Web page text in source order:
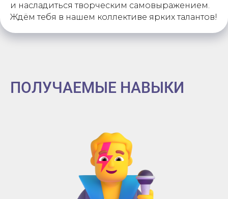
и насладиться творческим самовыражением.
Ждём тебя в нашем коллективе ярких талантов!
ПОЛУЧАЕМЫЕ НАВЫКИ